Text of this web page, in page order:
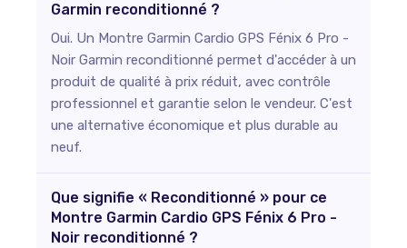
Garmin reconditionné ?
Oui. Un Montre Garmin Cardio GPS Fénix 6 Pro -
Noir Garmin reconditionné permet d'accéder à un
produit de qualité à prix réduit, avec contrôle
professionnel et garantie selon le vendeur. C'est
une alternative économique et plus durable au
neuf.
Que signifie « Reconditionné » pour ce
Montre Garmin Cardio GPS Fénix 6 Pro -
Noir reconditionné ?